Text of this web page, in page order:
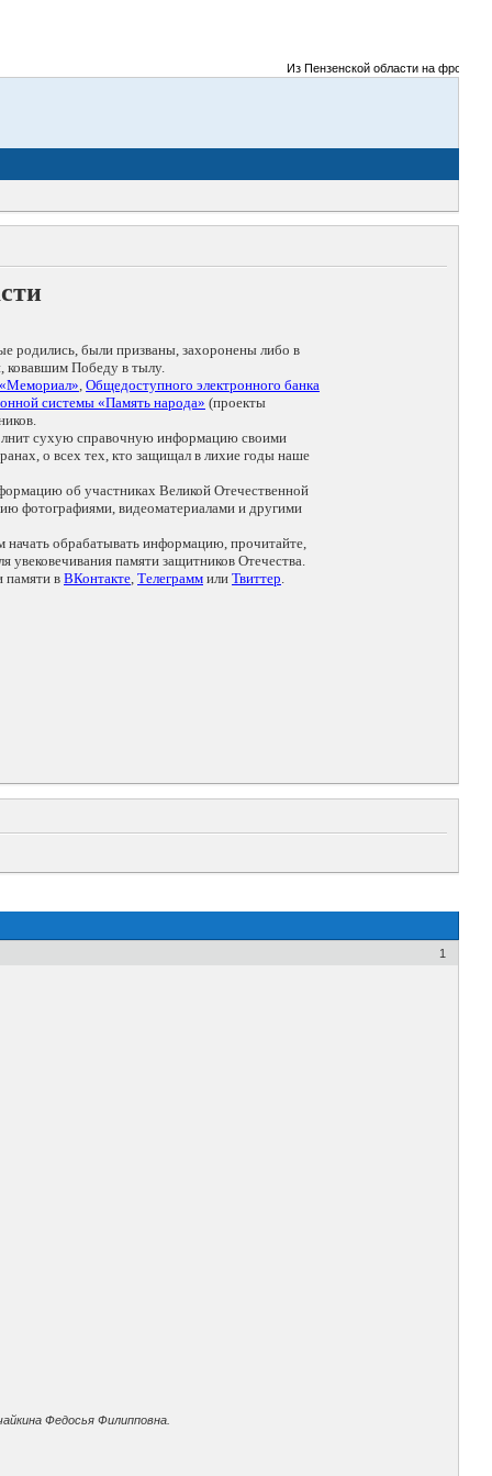
Из Пензенской области на фронты
родились, были призваны, захоронены либо в
ковавшим Победу в тылу.
, Общедоступного электронного банка
системы «Память народа» (проекты
сухую справочную информацию своими
о всех тех, кто защищал в лихие годы наше
об участниках Великой Отечественной
фотографиями, видеоматериалами и другими
начать обрабатывать информацию, прочитайте,
памяти защитников Отечества.
памяти в ВКонтакте, Телеграмм или Твиттер.
1
Федосья Филипповна.